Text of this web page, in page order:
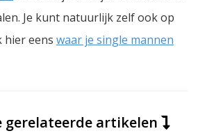
Je kunt natuurlijk zelf ook op
hier eens waar je single mannen
gerelateerde artikelen